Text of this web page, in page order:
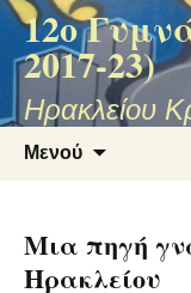
12ο
2017-23)
Ηρακλείου
Μενού
Μια πηγή
Ηρακλείου